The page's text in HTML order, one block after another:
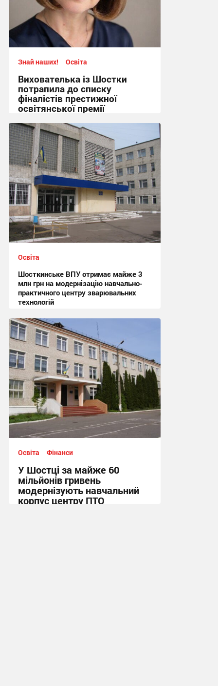
Знай наших! Освіта
Вихователька із Шостки
потрапила до списку
фіналістів престижної
освітянської премії
14:12, 8.08.2026
Освіта
Шосткинське ВПУ отримає майже 3
млн грн на модернізацію навчально-
практичного центру зварювальних
технологій
13:17, 6.08.2026
Освіта Фінанси
У Шостці за майже 60
мільйонів гривень
модернізують навчальний
корпус центру ПТО